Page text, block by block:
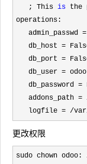
   ; This
is the
operations:
   admin_passwd
=
   db_host
=
   db_port
=
   db_user
= odoo
   db_password
=
   addons_path
=
   logfile
= /
更改权限
sudo chown